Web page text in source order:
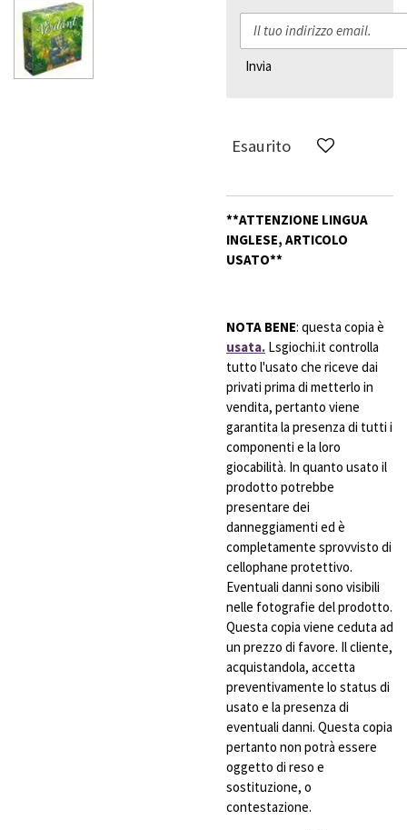
Invia
Esaurito
**ATTENZIONE LINGUA
INGLESE, ARTICOLO
USATO**
NOTA BENE: questa copia è
usata. Lsgiochi.it controlla
tutto l'usato che riceve dai
privati prima di metterlo in
vendita, pertanto viene
garantita la presenza di tutti i
componenti e la loro
giocabilità. In quanto usato il
prodotto potrebbe
presentare dei
danneggiamenti ed è
completamente sprovvisto di
cellophane protettivo.
Eventuali danni sono visibili
nelle fotografie del prodotto.
Questa copia viene ceduta ad
un prezzo di favore. Il cliente,
acquistandola, accetta
preventivamente lo status di
usato e la presenza di
eventuali danni. Questa copia
pertanto non potrà essere
oggetto di reso e
sostituzione, o
contestazione.